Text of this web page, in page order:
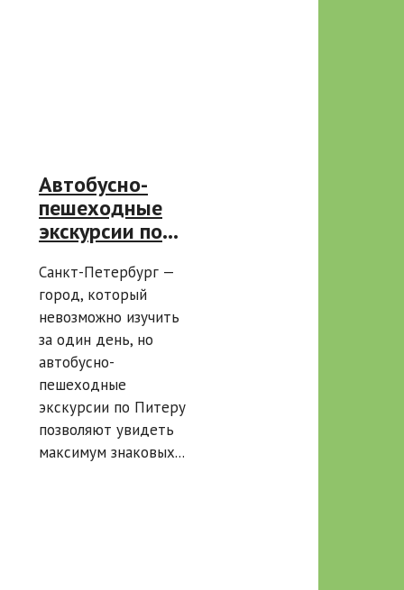
Автобусно-
пешеходные
экскурсии по
подробный гид
для туристов
Санкт-Петербург —
город, который
невозможно изучить
за один день, но
автобусно-
пешеходные
экскурсии по Питеру
позволяют увидеть
максимум знаковых...